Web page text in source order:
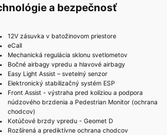
a bezpečnosť
12V zásuvka v batožinovom priestore
eCall
Mechanická regulácia sklonu svetlometov
Bočné airbagy vpredu a hlavové airbagy
Easy Light Assist – svetelný senzor
Elektronický stabilizačný systém ESP
Front Assist - výstraha pred kolíziou a podpora
núdzového brzdenia a Pedestrian Monitor (ochrana
chodcov)
Kotúčové brzdy vpredu - Geomet D
Rozšírená a prediktívne ochrana chodcov